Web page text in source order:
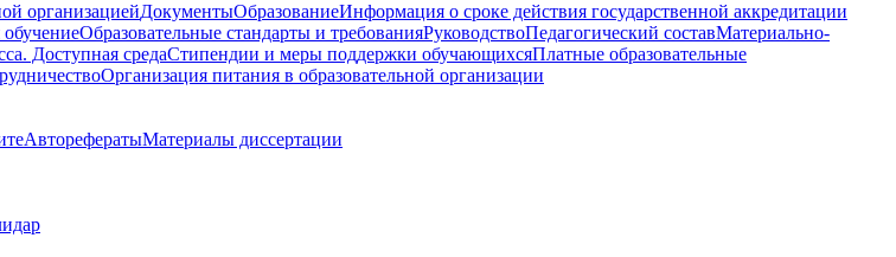
организациейДокументыОбразованиеИнформация о сроке действия государственной аккредитации
Образовательные стандарты и требованияРуководствоПедагогический составМатериально-
Доступная средаСтипендии и меры поддержки обучающихсяПлатные образовательные
Организация питания в образовательной организации
АвторефератыМатериалы диссертации